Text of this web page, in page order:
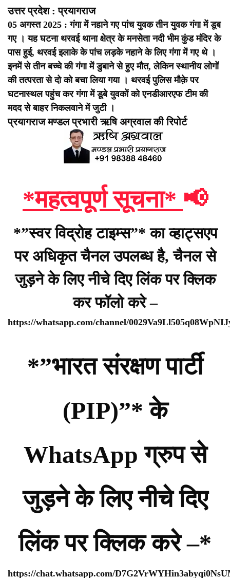
उत्तर प्रदेश : प्रयागराज
05 अगस्त 2025 : गंगा में नहाने गए पांच युवक तीन युवक गंगा में डूब
गए । यह घटना थरवई थाना क्षेत्र के मनसेता नदी भीम कुंड मंदिर के
पास हुई, थरवई इलाके के पांच लड़के नहाने के लिए गंगा में गए थे ।
इनमें से तीन बच्चे की गंगा में डुबाने से हुए मौत, लेकिन स्थानीय लोगों
की तत्परता से दो को बचा लिया गया । थरवई पुलिस मौक़े पर
घटनास्थल पहुंच कर गंगा में डूबे युवकों को एनडीआरएफ टीम की
मदद से बाहर निकलवाने में जुटी ।
प्रयागराज मण्डल प्रभारी ऋषि अग्रवाल की रिपोर्ट
*महत्वपूर्ण सूचना* 📢
*”स्वर विद्रोह टाइम्स”* का व्हाट्सएप
पर अधिकृत चैनल उपलब्ध है, चैनल से
जुड़ने के लिए नीचे दिए लिंक पर क्लिक
कर फॉलो करे –
https://whatsapp.com/channel/
*”भारत संरक्षण पार्टी
(PIP)”* के
WhatsApp ग्रुप से
जुड़ने के लिए नीचे दिए
लिंक पर क्लिक करे –*
https://chat.whatsapp.com/